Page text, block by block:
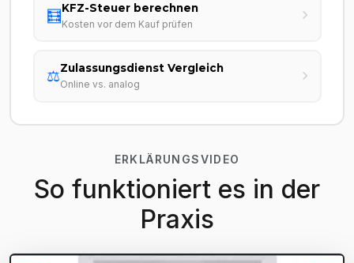
🧮KFZ-Steuer berechnen
Kosten vor dem Kauf prüfen
⚖️Zulassungsdienst Vergleich
Online vs. analog
ERKLÄRUNGSVIDEO
So funktioniert es in der
Praxis